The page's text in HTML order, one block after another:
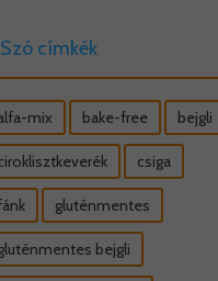
Szó címkék
mix bake-free bejgli
csiga
gluténmentes
bejgli